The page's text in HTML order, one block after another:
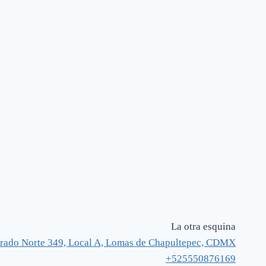
La otra esquina
Norte 349, Local A, Lomas de Chapultepec, CDMX
+525550876169